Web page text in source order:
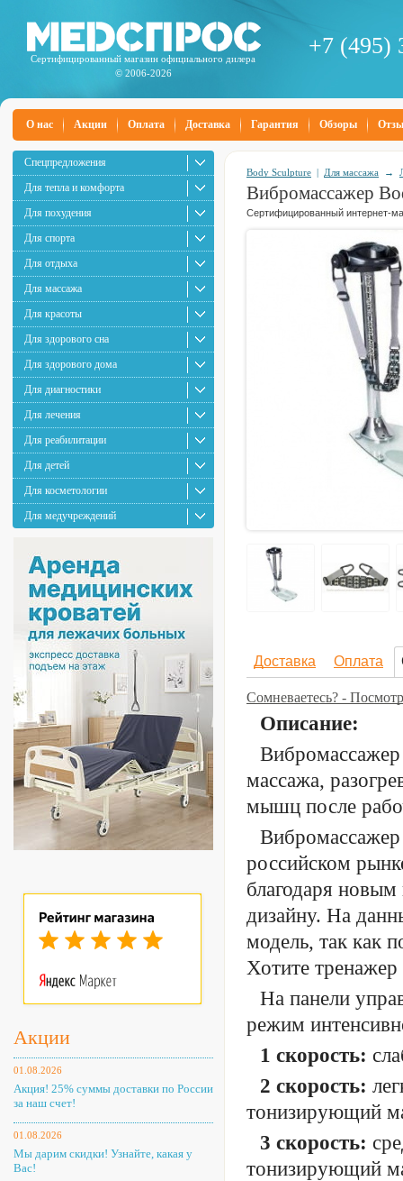
Сертифицированный магазин официального дилера
© 2006-2026
+7 (495)
О нас Акции Оплата Доставка Гарантия Обзоры
Спецпредложения
Для тепла и комфорта
Для похудения
Для спорта
Для отдыха
Для массажа
Для красоты
Для здорового сна
Для здорового дома
Для диагностики
Для лечения
Для реабилитации
Для детей
Для косметологии
Для медучреждений
Акции
01.08.2026
Акция! 25% суммы доставки по России
за наш счет!
01.08.2026
Мы дарим скидки! Узнайте, какая у
Вас!
Body Sculpture | Для массажа →
Вибромассажер
Сертифицированный интернет-
Доставка Оплата
Сомневаетесь? -
Описание:
массажа,
мышц после
российском
благодаря
дизайну. На
модель, так как
Хотите
На панели
режим
1 скорость:
2 скорость:
тонизирующий
3 скорость:
тонизирующий